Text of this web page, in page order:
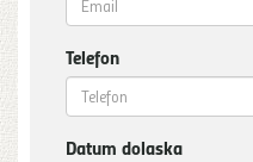
Telefon
Datum dolaska